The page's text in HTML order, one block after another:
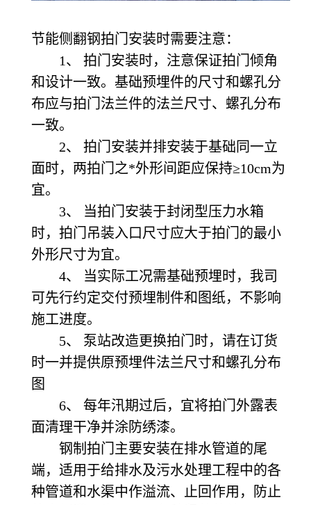
节能侧翻钢拍门安装时需要注意：
1、 拍门安装时，注意保证拍门倾角
和设计一致。基础预埋件的尺寸和螺孔分
布应与拍门法兰件的法兰尺寸、螺孔分布
一致。
2、 拍门安装并排安装于基础同一立
面时，两拍门之*外形间距应保持≥10cm为
宜。
3、 当拍门安装于封闭型压力水箱
时，拍门吊装入口尺寸应大于拍门的最小
外形尺寸为宜。
4、 当实际工况需基础预埋时，我司
可先行约定交付预埋制件和图纸，不影响
施工进度。
5、 泵站改造更换拍门时，请在订货
时一并提供原预埋件法兰尺寸和螺孔分布
图
6、 每年汛期过后，宜将拍门外露表
面清理干净并涂防绣漆。
钢制拍门主要安装在排水管道的尾
端，适用于给排水及污水处理工程中的各
种管道和水渠中作溢流、止回作用，防止